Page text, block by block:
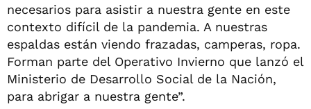
necesarios para asistir a nuestra gente en este
contexto difícil de la pandemia. A nuestras
espaldas están viendo frazadas, camperas, ropa.
Forman parte del Operativo Invierno que lanzó el
Ministerio de Desarrollo Social de la Nación,
para abrigar a nuestra gente”.